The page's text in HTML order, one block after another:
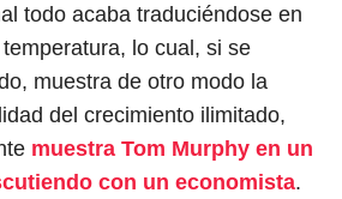
todo acaba traduciéndose en
lo cual, si se
muestra de otro modo la
del crecimiento ilimitado,
muestra Tom Murphy en un
con un economista.